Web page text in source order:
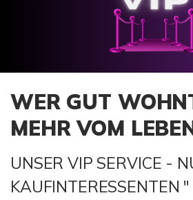
WER GUT
MEHR VOM
UNSER VIP SERVICE -
KAUFINTERESSENTEN "